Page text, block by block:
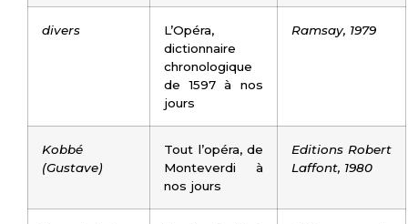
divers
L’Opéra,
dictionnaire
chronologique
de 1597 à nos
jours
Ramsay, 1979
Kobbé
(Gustave)
Tout l’opéra, de
Monteverdi à
nos jours
Editions Robert
Laffont, 1980